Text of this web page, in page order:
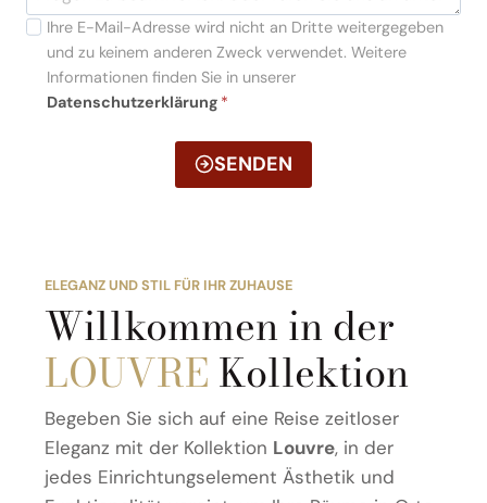
Ihre E-Mail-Adresse wird nicht an Dritte weitergegeben
und zu keinem anderen Zweck verwendet. Weitere
Informationen finden Sie in unserer
Datenschutzerklärung *
SENDEN
ELEGANZ UND STIL FÜR IHR ZUHAUSE
Willkommen in der
LOUVRE Kollektion
Begeben Sie sich auf eine Reise zeitloser
Eleganz mit der Kollektion Louvre, in der
jedes Einrichtungselement Ästhetik und